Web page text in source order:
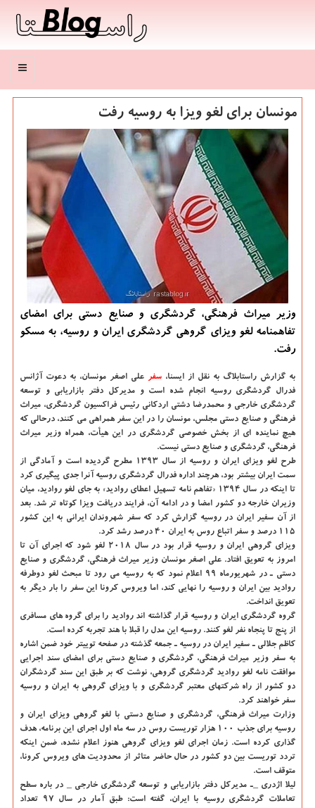
منو
مونسان برای لغو ویزا به روسیه رفت
وزیر میراث فرهنگی، گردشگری و صنایع دستی برای امضای
تفاهمنامه لغو ویزای گروهی گردشگری ایران و روسیه، به مسکو
رفت.
به گزارش راستابلاگ به نقل از ایسنا، سفر علی اصغر مونسان، به دعوت آژانس
فدرال گردشگری روسیه انجام شده است و مدیرکل دفتر بازاریابی و توسعه
گردشگری خارجی و محمدرضا دشتی اردکانی رئیس فراکسیون گردشگری، میراث
فرهنگی و صنایع دستی مجلس، مونسان را در این سفر همراهی می کنند، درحالی که
هیچ نماینده ای از بخش خصوصی گردشگری در این هیأت، همراه وزیر میراث
فرهنگی، گردشگری و صنایع دستی نیست.
طرح لغو ویزای ایران و روسیه از سال ۱۳۹۳ مطرح گردیده است و آمادگی از
سمت ایران بیشتر بود، هرچند اداره فدرال گردشگری روسیه آنرا جدی پیگیری کرد
تا اینکه در سال ۱۳۹۴ «تفاهم نامه تسهیل اعطای روادید» به جای لغو روادید، میان
وزیران خارجه دو کشور امضا و در ادامه آن، فرایند دریافت ویزا کوتاه تر شد. بعد
از آن سفیر ایران در روسیه گزارش کرد که سفر شهروندان ایرانی به این کشور
۱۱۵ درصد و سفر اتباع روس به ایران ۴۰ درصد رشد کرد.
ویزای گروهی ایران و روسیه قرار بود در سال ۲۰۱۸ لغو شود که اجرای آن تا
امروز به تعویق افتاد. علی اصغر مونسان وزیر میراث فرهنگی، گردشگری و صنایع
دستی ـ در شهریورماه ۹۹ اعلام نمود که به روسیه می رود تا مبحث لغو دوطرفه
روادید بین ایران و روسیه را نهایی کند، اما ویروس کرونا این سفر را بار دیگر به
تعویق انداخت.
گروه گردشگری ایران و روسیه قرار گذاشته اند روادید را برای گروه های مسافری
از پنج تا پنجاه نفر لغو کنند. روسیه این مدل را قبلا با هند تجربه کرده است.
کاظم جلالی ـ سفیر ایران در روسیه ـ جمعه گذشته در صفحه توییتر خود ضمن اشاره
به سفر وزیر میراث فرهنگی، گردشگری و صنایع دستی برای امضای سند اجرایی
موافقت نامه لغو روادید گردشگری گروهی، نوشت که بر طبق این سند گردشگران
دو کشور از راه شرکتهای معتبر گردشگری و با ویزای گروهی به ایران و روسیه
سفر خواهند کرد.
وزارت میراث فرهنگی، گردشگری و صنایع دستی با لغو گروهی ویزای ایران و
روسیه برای جذب ۱۰۰ هزار توریست روس در سه ماه اول اجرای این برنامه، هدف
گذاری کرده است. زمان اجرای لغو ویزای گروهی هنوز اعلام نشده، ضمن اینکه
تردد توریست بین دو کشور در حال حاضر متاثر از محدودیت های ویروس کرونا،
متوقف است.
لیلا اژدری _ـ مدیرکل دفتر بازاریابی و توسعه گردشگری خارجی _ در باره سطح
تعاملات گردشگری روسیه با ایران، گفته است: طبق آمار در سال ۹۷ تعداد